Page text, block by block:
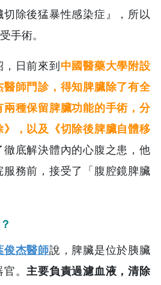
除後猛暴性感染症』，所以
手術。
日前來到 中國醫藥大學附設
師門診，得知脾臟除了有全
種保留脾臟功能的手術，分
》，以及《切除後脾臟自體移
徹底解決體內的心腹之患，他
務前，接受了「腹腔鏡脾臟
俊杰醫師說，脾臟是位於胰臟
。 主要負責過濾血液，清除